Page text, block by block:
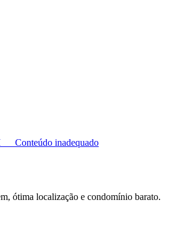
Conteúdo inadequado
ótima localização e condomínio barato.